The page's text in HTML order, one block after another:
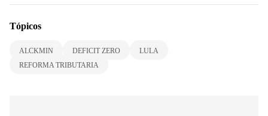
Tópicos
ALCKMIN DEFICIT ZERO
LULA
REFORMA TRIBUTARIA